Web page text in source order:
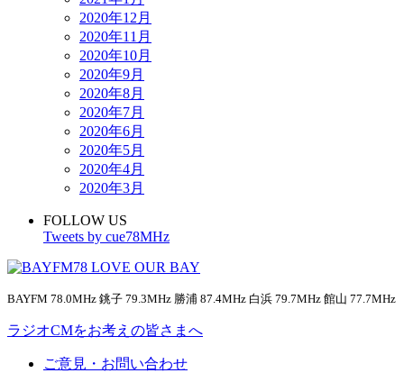
2020年12月
2020年11月
2020年10月
2020年9月
2020年8月
2020年7月
2020年6月
2020年5月
2020年4月
2020年3月
FOLLOW US
Tweets by cue78MHz
BAYFM 78.0MHz 銚子 79.3MHz 勝浦 87.4MHz 白浜 79.7MHz 館山 77.7MHz
ラジオCMをお考えの皆さまへ
ご意見・お問い合わせ